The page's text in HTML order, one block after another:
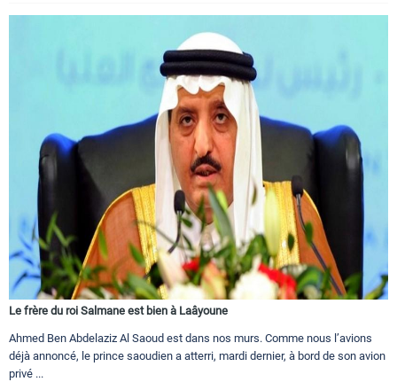
Le frère du roi Salmane est bien à Laâyoune
Ahmed Ben Abdelaziz Al Saoud est dans nos murs. Comme nous l’avions
déjà annoncé, le prince saoudien a atterri, mardi dernier, à bord de son avion
privé ...